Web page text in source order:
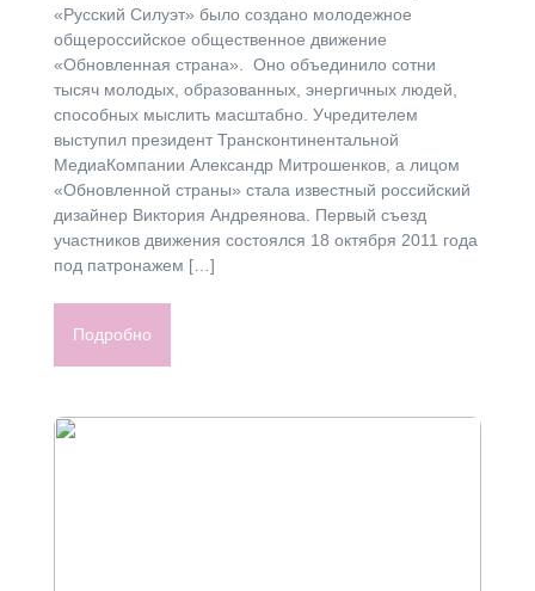
«Русский Силуэт» было создано молодежное
общероссийское общественное движение
«Обновленная страна». Оно объединило сотни
тысяч молодых, образованных, энергичных людей,
способных мыслить масштабно. Учредителем
выступил президент Трансконтинентальной
МедиаКомпании Александр Митрошенков, а лицом
«Обновленной страны» стала известный российский
дизайнер Виктория Андреянова. Первый съезд
участников движения состоялся 18 октября 2011 года
под патронажем […]
Подробно